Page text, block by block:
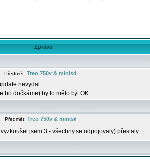
Zpráva
Předmět: Treo 750v & minisd
nevydal ...
ho dočkáme) by to mělo být OK.
Předmět: Treo 750v & minisd
jsem 3 - všechny se odpojovaly) přestaly.